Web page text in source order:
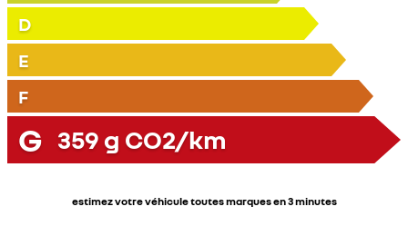
D
E
F
G 359 g CO2/km
estimez votre véhicule toutes marques en 3 minutes